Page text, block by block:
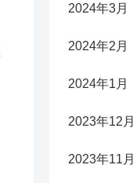
2024年3月
2024年2月
2024年1月
2023年12月
2023年11月